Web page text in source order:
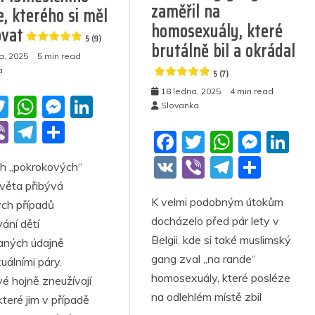
5
(22)
je
proti
islámu
(7)
kterého si měl
5 (9)
2025
5 min read
T
w
itt
er
W
h
at
s
A
p
p
M
e
ss
e
Li
Vi
er
T
e
gr
a
m
S
h
ar
„pokrokových“
přibývá
případů
dětí
údajně
páry.
hojně zneužívají
jim v případě
zaměřil na
homosexuály, které
brutálně bil a okrádal
5 (7)
18 ledna, 2025
4 min read
Slovanka
F
a
c
e
b
o
o
k
T
w
itt
er
W
h
at
s
A
p
p
M
e
n
er
dI
V
Vi
er
T
el
e
gr
a
m
h
ar
e
K velmi podobným útokům
docházelo před pár lety v
Belgii, kde si také muslimský
gang zval „na rande“
homosexuály, které posléze
na odlehlém místě zbil